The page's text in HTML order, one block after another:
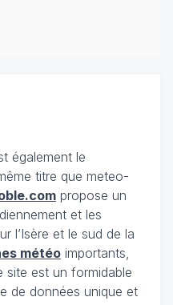
également le
titre que meteo-
propose un
et les
l’Isère et le sud de la
météo importants,
site est un formidable
de données unique et